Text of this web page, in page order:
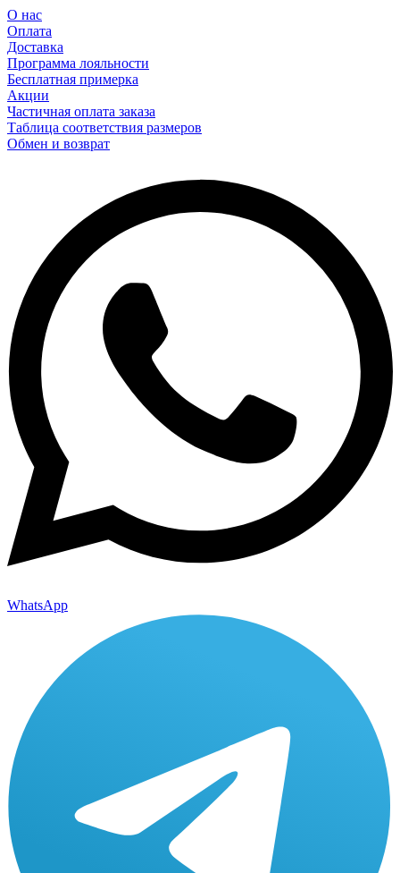
О нас
Оплата
Доставка
Программа лояльности
Бесплатная примерка
Акции
Частичная оплата заказа
Таблица соответствия размеров
Обмен и возврат
WhatsApp